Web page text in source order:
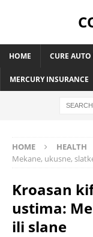
HOME CURE
MERCURY INSURANCE
HOME HEALTH
Mekane, ukusne,
Kroasan
ustima:
ili slane